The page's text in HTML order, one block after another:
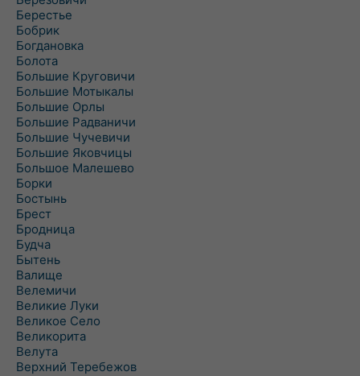
Берестье
Бобрик
Богдановка
Болота
Большие Круговичи
Большие Мотыкалы
Большие Орлы
Большие Радваничи
Большие Чучевичи
Большие Яковчицы
Большое Малешево
Борки
Бостынь
Брест
Бродница
Будча
Бытень
Валище
Велемичи
Великие Луки
Великое Село
Великорита
Велута
Верхний Теребежов